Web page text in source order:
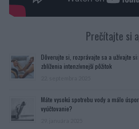
Prečítajte si
Dôverujte si, rozprávajte sa a užívajte
zblíženia intenzívnejší pôžitok
Máte vysokú spotrebu vody a málo
vyúčtovanie?